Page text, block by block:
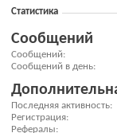
Статистика
Сообщений
Сообщений
Сообщений в день
Последняя активность
Регистрация
Рефералы